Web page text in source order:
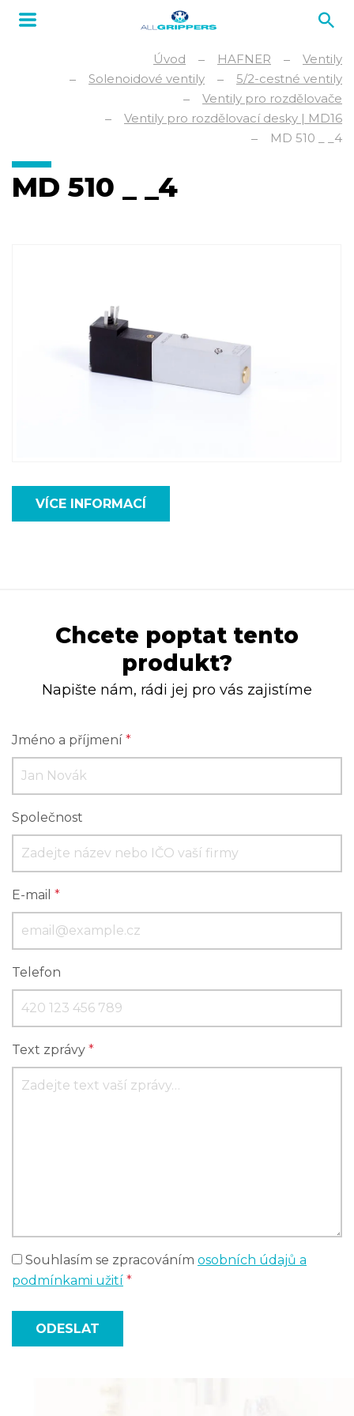
Úvod HAFNER
Ventily
Solenoidové ventily
5/2-cestné ventily
Ventily pro rozdělovače
Ventily pro rozdělovací desky | MD16
MD 510 _ _4
MD 510 _ _4
VÍCE INFORMACÍ
Chcete poptat tento
produkt?
Napište nám, rádi jej pro vás zajistíme
Jméno a příjmení *
Společnost
E-mail *
Telefon
Text zprávy *
Souhlasím se zpracováním osobních údajů a
podmínkami užití *
ODESLAT